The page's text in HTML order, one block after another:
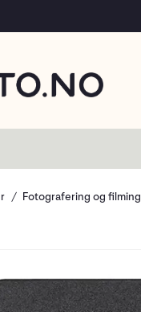
Fotografering og filming